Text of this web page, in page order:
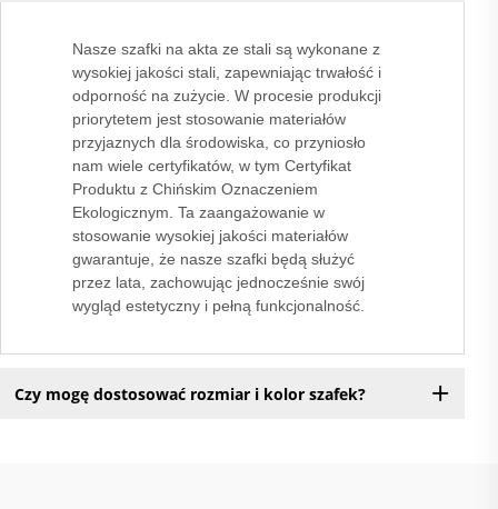
Nasze szafki na akta ze stali są wykonane z
wysokiej jakości stali, zapewniając trwałość i
odporność na zużycie. W procesie produkcji
priorytetem jest stosowanie materiałów
przyjaznych dla środowiska, co przyniosło
nam wiele certyfikatów, w tym Certyfikat
Produktu z Chińskim Oznaczeniem
Ekologicznym. Ta zaangażowanie w
stosowanie wysokiej jakości materiałów
gwarantuje, że nasze szafki będą służyć
przez lata, zachowując jednocześnie swój
wygląd estetyczny i pełną funkcjonalność.
Czy mogę dostosować rozmiar i kolor szafek?